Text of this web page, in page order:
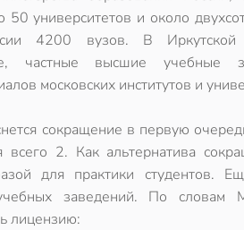
50 университетов и около
4200 вузов. В
частные высшие учебные
московских институтов и
сокращение в первую
2. Как альтернатива
для практики студентов.
заведений. По словам
лицензию: